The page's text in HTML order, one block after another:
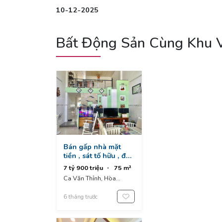
10-12-2025
Bất Động Sản Cùng Khu
Bán gấp nhà mặt
tiền , sát tố hữu , đh
ngoại ngữ - trung
tâm hải châu - giá
chỉ 7.x tỉ
7 tỷ 900 triệu
75 m²
Ca Văn Thỉnh, Hòa
Hải Châu, Đà Nẵng, Việt
6 tháng trước